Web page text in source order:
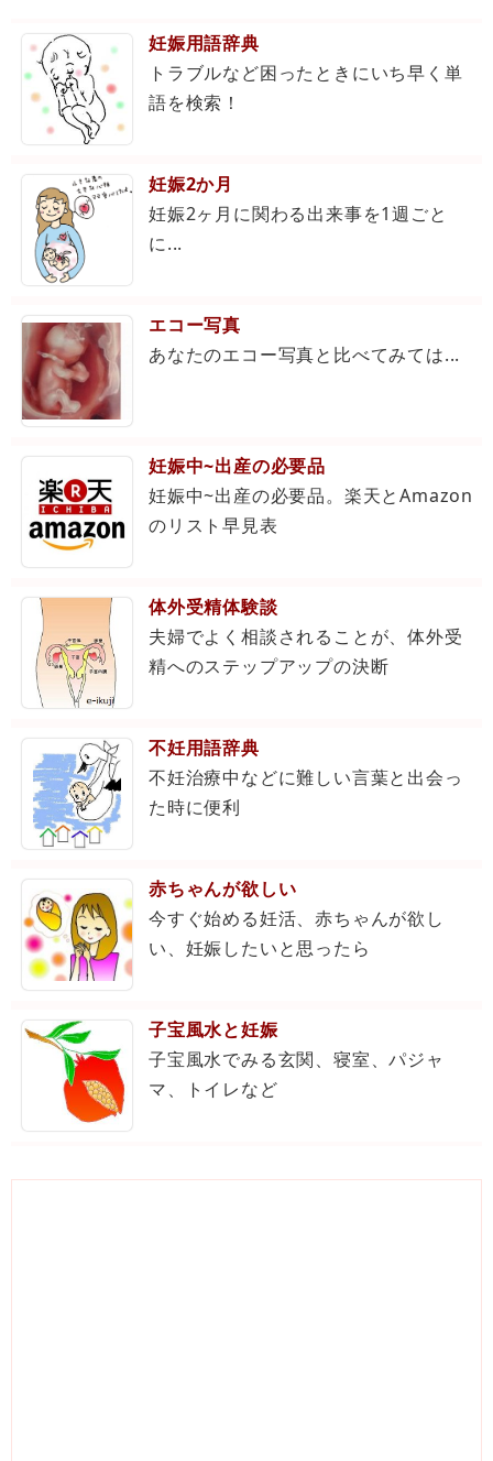
妊娠用語辞典
トラブルなど困ったときにいち早く単
語を検索！
妊娠2か月
妊娠2ヶ月に関わる出来事を1週ごと
に...
エコー写真
あなたのエコー写真と比べてみては...
妊娠中~出産の必要品
妊娠中~出産の必要品。楽天とAmazon
のリスト早見表
体外受精体験談
夫婦でよく相談されることが、体外受
精へのステップアップの決断
不妊用語辞典
不妊治療中などに難しい言葉と出会っ
た時に便利
赤ちゃんが欲しい
今すぐ始める妊活、赤ちゃんが欲し
い、妊娠したいと思ったら
子宝風水と妊娠
子宝風水でみる玄関、寝室、パジャ
マ、トイレなど